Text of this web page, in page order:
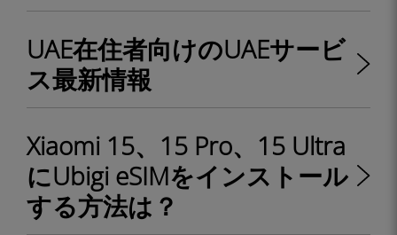
UAE在住者向けのUAEサービ
ス最新情報
Xiaomi 15、15 Pro、15 Ultra
にUbigi eSIMをインストール
する方法は？